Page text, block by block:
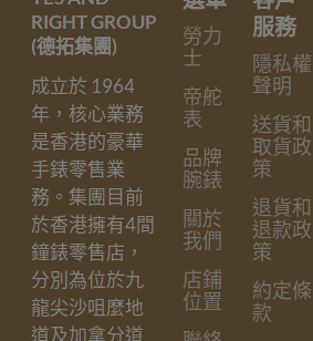
勞力
士
帝舵
表
品牌
腕錶
關於
我們
店鋪
位置
服務
隱私權
聲明
送貨和
取貨政
策
退貨和
退款政
策
約定條
款
RIGHT GROUP
(德拓集團)
成立於 1964
年，核心業務
是香港的豪華
手錶零售業
務。集團目前
於香港擁有4間
鐘錶零售店，
分別為位於九
龍尖沙咀麼地
道及加拿分道